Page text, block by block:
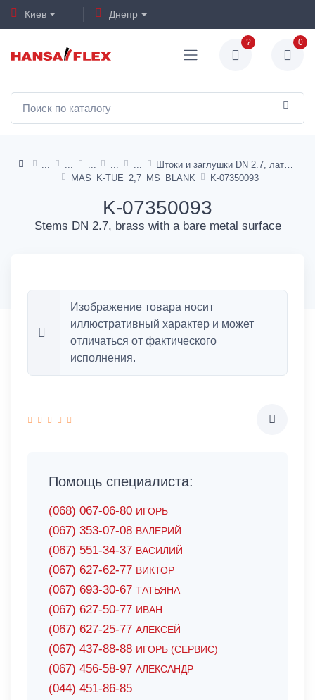
Киев Днепр
? 0
MAS_K-TUE_2,7_MS_BLANK
K-07350093
K-07350093
Stems DN 2.7, brass with a bare metal surface
Изображение товара носит
иллюстративный характер и может
отличаться от фактического
исполнения.
Помощь специалиста:
(068) 067-06-80 ИГОРЬ
(067) 353-07-08 ВАЛЕРИЙ
(067) 551-34-37 ВАСИЛИЙ
(067) 627-62-77 ВИКТОР
(067) 693-30-67 ТАТЬЯНА
(067) 627-50-77 ИВАН
(067) 627-25-77 АЛЕКСЕЙ
(067) 437-88-88 ИГОРЬ (СЕРВИС)
(067) 456-58-97 АЛЕКСАНДР
(044) 451-86-85